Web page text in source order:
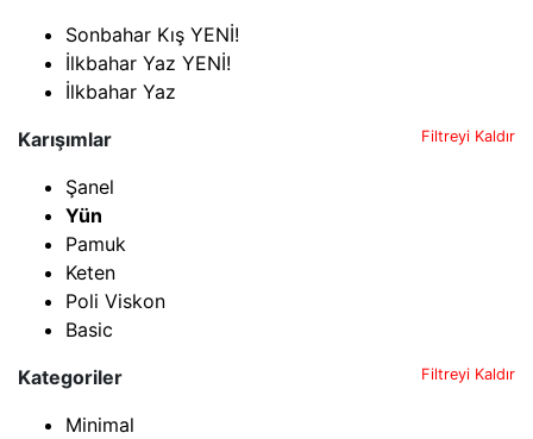
Sonbahar Kış YENİ!
İlkbahar Yaz YENİ!
İlkbahar Yaz
Karışımlar
Filtreyi Kaldır
Şanel
Yün
Pamuk
Keten
Poli Viskon
Basic
Kategoriler
Filtreyi Kaldır
Minimal